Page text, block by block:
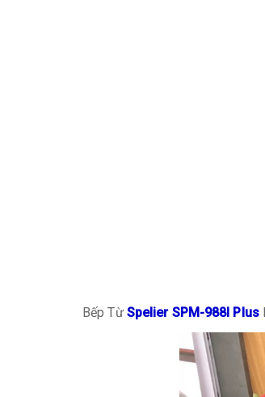
Bếp Từ Spelier SPM-988I Plus